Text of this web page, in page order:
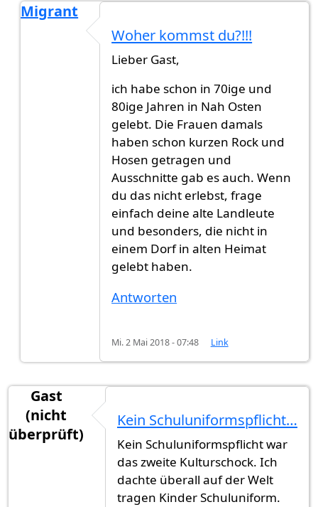
Migrant
Wie sich die Frauen…von
Woher kommst du?!!!
Lieber Gast,
ich habe schon in 70ige und
80ige Jahren in Nah Osten
gelebt. Die Frauen damals
haben schon kurzen Rock und
Hosen getragen und
Ausschnitte gab es auch. Wenn
du das nicht erlebst, frage
einfach deine alte Landleute
und besonders, die nicht in
einem Dorf in alten Heimat
gelebt haben.
Antworten
Mi. 2 Mai 2018 - 07:48 Link
Gast
(nicht
überprüft)
Kein Schuluniformspflicht…
Kein Schuluniformspflicht war
das zweite Kulturschock. Ich
dachte überall auf der Welt
tragen Kinder Schuluniform.